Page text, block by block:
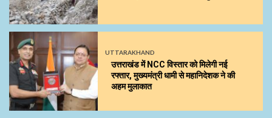
UTTARAKHAND
उत्तराखंड में NCC विस्तार को मिलेगी नई
रफ्तार, मुख्यमंत्री धामी से महानिदेशक ने की
अहम मुलाकात